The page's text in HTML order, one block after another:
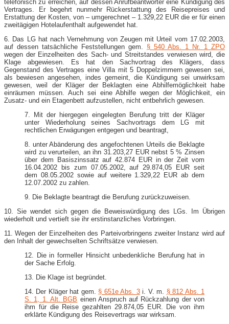
telefonisch zu erreichen, auf dessen Anrufbeantworter eine Kündigung des
Vertrages. Er begehrt nunmehr Rückerstattung des Reisepreises und
Erstattung der Kosten, von – umgerechnet – 1.329,22 EUR die er für einen
zweitägigen Hotelaufenthalt aufgewendet hat.
6. Das LG hat nach Vernehmung von Zeugen mit Urteil vom 17.02.2003,
auf dessen tatsächliche Feststellungen gem. § 540 Abs. 1 Nr. 1 ZPO
wegen der Einzelheiten des Sach- und Streitstandes verwiesen wird, die
Klage abgewiesen. Es hat den Sachvortrag des Klägers, dass
Gegenstand des Vertrages eine Villa mit 5 Doppelzimmern gewesen sei,
als bewiesen angesehen, indes gemeint, die Kündigung sei unwirksam
gewesen, weil der Kläger der Beklagten eine Abhilfemöglichkeit habe
einräumen müssen. Auch sei eine Abhilfe wegen der Möglichkeit, ein
Zusatz- und ein Etagenbett aufzustellen, nicht entbehrlich gewesen.
7. Mit der hiergegen eingelegten Berufung tritt der Kläger
unter Wiederholung seines Sachvortrags dem LG mit
rechtlichen Erwägungen entgegen und beantragt,
8. unter Abänderung des angefochtenen Urteils die Beklagte
wird zu verurteilen, an ihn 31.203,27 EUR nebst 5 % Zinsen
über dem Basiszinssatz auf 42.874 EUR in der Zeit vom
16.04.2002 bis zum 07.05.2002, auf 29.874,05 EUR seit
dem 08.05.2002 sowie auf weitere 1.329,22 EUR ab dem
12.07.2002 zu zahlen.
9. Die Beklagte beantragt die Berufung zurückzuweisen.
10. Sie wendet sich gegen die Beweiswürdigung des LGs. Im Übrigen
wiederholt und vertieft sie ihr erstinstanzliches Vorbringen.
11. Wegen der Einzelheiten des Parteivorbringens zweiter Instanz wird auf
den Inhalt der gewechselten Schriftsätze verwiesen.
12. Die in formeller Hinsicht unbedenkliche Berufung hat in
der Sache Erfolg.
13. Die Klage ist begründet.
14. Der Kläger hat gem. § 651e Abs. 3i. V. m. § 812 Abs. 1
S. 1, 1. Alt. BGB einen Anspruch auf Rückzahlung der von
ihm für die Reise gezahlten 29.874,05 EUR. Die von ihm
erklärte Kündigung des Reisevertrags war wirksam.